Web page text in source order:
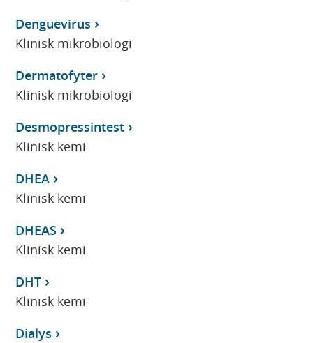
Denguevirus
Klinisk mikrobiologi
Dermatofyter
Klinisk mikrobiologi
Desmopressintest
Klinisk kemi
DHEA
Klinisk kemi
DHEAS
Klinisk kemi
DHT
Klinisk kemi
Dialys